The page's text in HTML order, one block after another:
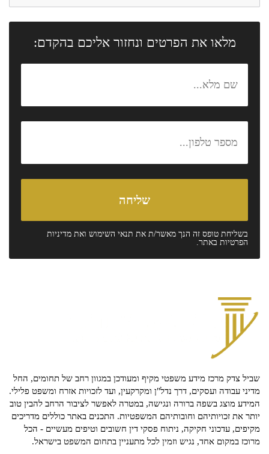
מלאו את הפרטים ונחזור אליכם בהקדם:
בשליחת טופס זה הנך מאשר/ת את תנאי השימוש ואת מדיניות
הפרטיות באתר.
שביל צדק מרכז מידע משפטי מקיף ומעודכן במגוון רחב של תחומים, החל
מדיני עבודה ועסקים, דרך נדל"ן ומקרקעין, ועד לזכויות אזרח ומשפט פלילי.
המידע מוצג בשפה ברורה ונגישה, במטרה לאפשר לציבור הרחב להבין טוב
יותר את זכויותיהם וחובותיהם המשפטיות. התכנים באתר כוללים מדריכים
מקיפים, עדכוני חקיקה, ניתוח פסקי דין חשובים וטיפים מעשיים - הכל
מרוכז במקום אחד, נגיש וזמין לכל מתעניין בתחום המשפט בישראל.